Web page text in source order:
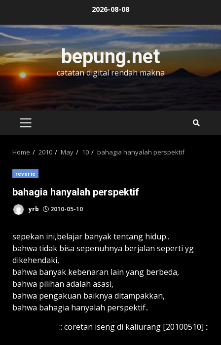
content
2026-08-08
bepung.net
catatan digital rendah makna
PRIMARY
Home 2010 May 10 bahagia hanyalah perspektif
reverie
bahagia hanyalah perspektif
yrb 2010-05-10
sepekan ini,belajar banyak tentang hidup..
bahwa tidak bisa sepenuhnya berjalan seperti yg
dikehendaki,
bahwa banyak kebenaran lain yang berbeda,
bahwa pilihan adalah asasi,
bahwa pengakuan baiknya ditampakkan,
bahwa bahagia hanyalah perspektif..
:: coretan iseng di kaliurang [20100510] ::